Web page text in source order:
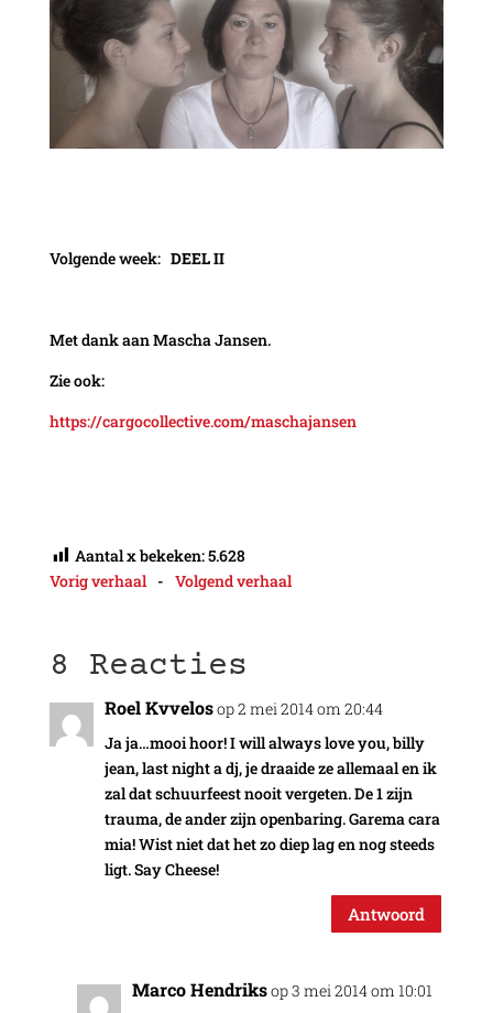
Volgende week: DEEL II
Met dank aan Mascha Jansen.
Zie ook:
https://cargocollective.com/maschajansen
Aantal x bekeken:5.628
Vorig verhaal - Volgend verhaal
8 Reacties
Roel Kvvelosop 2 mei 2014 om 20:44
Ja ja…mooi hoor! I will always love you, billy
jean, last night a dj, je draaide ze allemaal en ik
zal dat schuurfeest nooit vergeten. De 1 zijn
trauma, de ander zijn openbaring. Garema cara
mia! Wist niet dat het zo diep lag en nog steeds
ligt. Say Cheese!
Antwoord
Marco Hendriksop 3 mei 2014 om 10:01